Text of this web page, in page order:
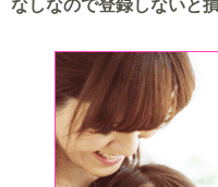
なしなので登録しないと